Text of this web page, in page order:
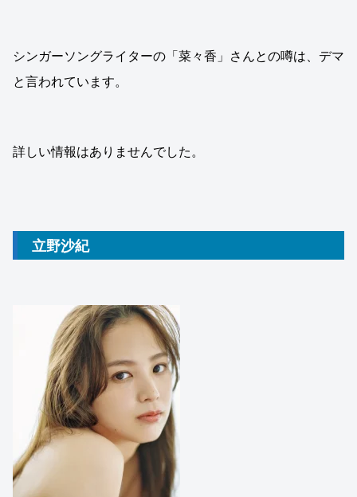
シンガーソングライターの「菜々香」さんとの噂は、デマ
と言われています。
詳しい情報はありませんでした。
立野沙紀